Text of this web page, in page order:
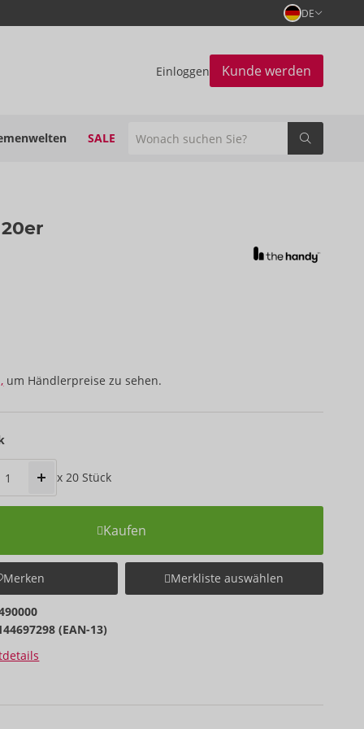
DE
Einloggen Kunde werden
SALE
um Händlerpreise zu sehen.
x20Stück
Kaufen
Merken Merkliste auswählen
(EAN-13)